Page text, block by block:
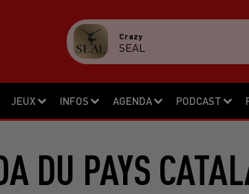
JEUX INFOS AGENDA PODCAST
Crazy
SEAL
DU PAYS